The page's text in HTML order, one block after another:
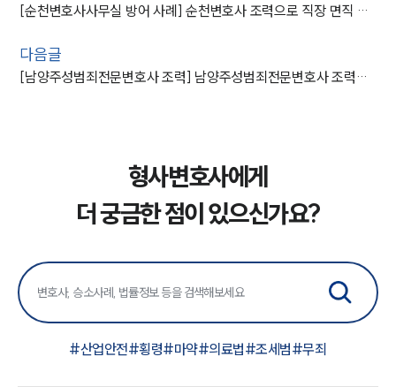
[순천변호사사무실 방어 사례] 순천변호사 조력으로 직장 면직 면한 의뢰인
다음글
[남양주성범죄전문변호사 조력] 남양주성범죄전문변호사 조력으로 다수 성범죄 저지른 의뢰인 집행유예
형사변호사에게
더 궁금한 점이 있으신가요?
#산업안전#횡령#마약#의료법#조세범#무죄